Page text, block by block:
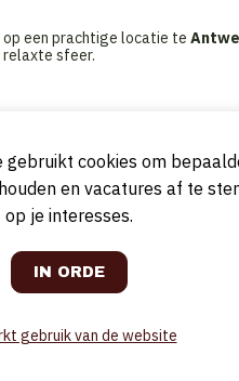
een prachtige locatie te
relaxte sfeer.
en coördinatie van het
in de keuken.
gebruikt cookies om
en vacatures af te
op je interesses.
gebruik van de website